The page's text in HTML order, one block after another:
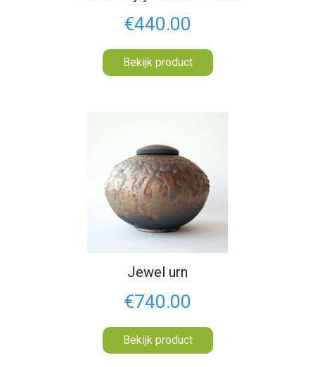
€440.00
Bekijk product
Jewel urn
€740.00
Bekijk product